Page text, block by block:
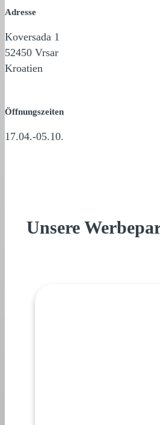
Adresse
Koversada 1
52450 Vrsar
Kroatien
Öffnungszeiten
17.04.-05.10.
Unsere